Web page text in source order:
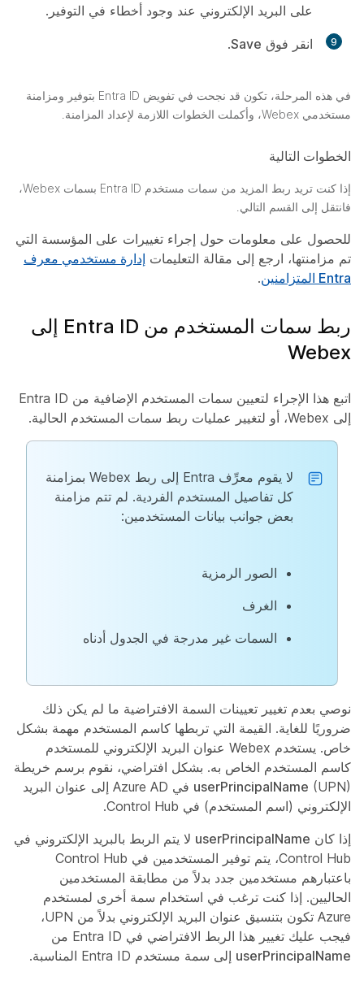
على البريد الإلكتروني عند وجود أخطاء في التوفير.
9 انقر فوق Save
.
في هذه المرحلة، تكون قد نجحت في تفويض Entra ID بتوفير ومزامنة
مستخدمي Webex، وأكملت الخطوات اللازمة لإعداد المزامنة.
الخطوات التالية
إذا كنت تريد ربط المزيد من سمات مستخدم Entra ID بسمات Webex،
فانتقل إلى القسم التالي.
للحصول على معلومات حول إجراء تغييرات على المؤسسة التي
تم مزامنتها، ارجع إلى مقالة التعليمات إدارة مستخدمي معرف
Entra المتزامنين
.
ربط سمات المستخدم من Entra ID إلى
Webex
اتبع هذا الإجراء لتعيين سمات المستخدم الإضافية من Entra ID
إلى Webex، أو لتغيير عمليات ربط سمات المستخدم الحالية.
لا يقوم معرِّف Entra إلى ربط Webex بمزامنة
كل تفاصيل المستخدم الفردية. لم تتم مزامنة
بعض جوانب بيانات المستخدمين:
الصور الرمزية
الغرف
السمات غير مدرجة في الجدول أدناه
نوصي بعدم تغيير تعيينات السمة الافتراضية ما لم يكن ذلك
ضروريًا للغاية. القيمة التي تربطها كاسم المستخدم مهمة بشكل
خاص. يستخدم Webex عنوان البريد الإلكتروني للمستخدم
كاسم المستخدم الخاص به. بشكل افتراضي، نقوم برسم خريطة
userPrincipalName
(UPN) في Azure AD إلى عنوان البريد
الإلكتروني (اسم المستخدم) في Control Hub.
إذا كان userPrincipalName لا يتم الربط بالبريد الإلكتروني في
Control Hub، يتم توفير المستخدمين في Control Hub
باعتبارهم مستخدمين جدد بدلاً من مطابقة المستخدمين
الحاليين. إذا كنت ترغب في استخدام سمة أخرى لمستخدم
Azure تكون بتنسيق عنوان البريد الإلكتروني بدلاً من UPN،
فيجب عليك تغيير هذا الربط الافتراضي في Entra ID من
userPrincipalName إلى سمة مستخدم Entra ID المناسبة.